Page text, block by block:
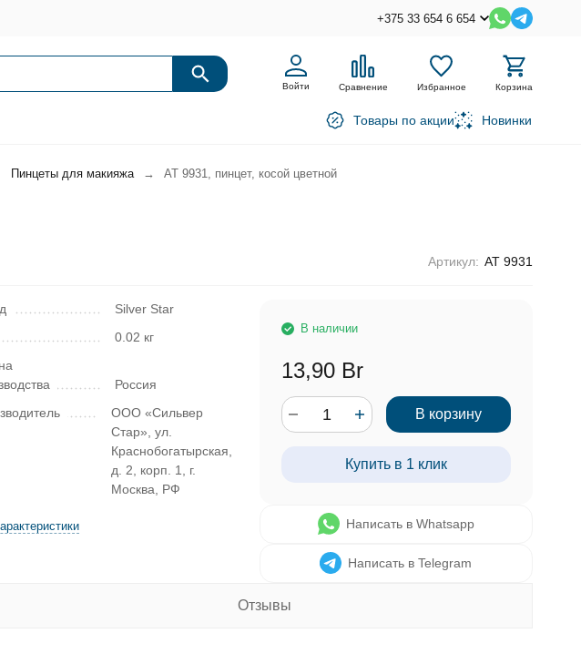
+375 33 654 6 654
Войти Сравнение Избранное Корзина
Товары по акции Новинки
Пинцеты для макияжа АТ 9931, пинцет, косой цветной
Артикул: АТ 9931
Silver Star
0.02 кг
Россия
ООО «Сильвер
Стар», ул.
Краснобогатырская,
д. 2, корп. 1, г.
Москва, РФ
В наличии
13,90 Br
В корзину
Купить в 1 клик
Написать в Whatsapp
Написать в Telegram
Отзывы